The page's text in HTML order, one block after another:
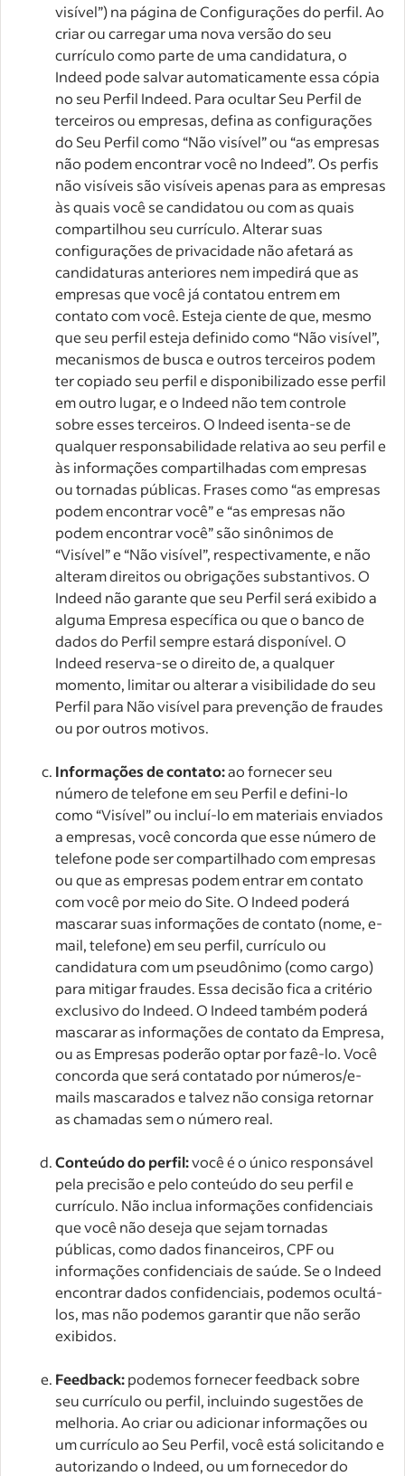
visível”) na página de Configurações do perfil. Ao
criar ou carregar uma nova versão do seu
currículo como parte de uma candidatura, o
Indeed pode salvar automaticamente essa cópia
no seu Perfil Indeed. Para ocultar Seu Perfil de
terceiros ou empresas, defina as configurações
do Seu Perfil como “Não visível” ou “as empresas
não podem encontrar você no Indeed”. Os perfis
não visíveis são visíveis apenas para as empresas
às quais você se candidatou ou com as quais
compartilhou seu currículo. Alterar suas
configurações de privacidade não afetará as
candidaturas anteriores nem impedirá que as
empresas que você já contatou entrem em
contato com você. Esteja ciente de que, mesmo
que seu perfil esteja definido como “Não visível”,
mecanismos de busca e outros terceiros podem
ter copiado seu perfil e disponibilizado esse perfil
em outro lugar, e o Indeed não tem controle
sobre esses terceiros. O Indeed isenta-se de
qualquer responsabilidade relativa ao seu perfil e
às informações compartilhadas com empresas
ou tornadas públicas. Frases como “as empresas
podem encontrar você” e “as empresas não
podem encontrar você” são sinônimos de
“Visível” e “Não visível”, respectivamente, e não
alteram direitos ou obrigações substantivos. O
Indeed não garante que seu Perfil será exibido a
alguma Empresa específica ou que o banco de
dados do Perfil sempre estará disponível. O
Indeed reserva-se o direito de, a qualquer
momento, limitar ou alterar a visibilidade do seu
Perfil para Não visível para prevenção de fraudes
ou por outros motivos.
Informações de contato:ao fornecer seu
número de telefone em seu Perfil e defini-lo
como “Visível” ou incluí-lo em materiais enviados
a empresas, você concorda que esse número de
telefone pode ser compartilhado com empresas
ou que as empresas podem entrar em contato
com você por meio do Site. O Indeed poderá
mascarar suas informações de contato (nome, e-
mail, telefone) em seu perfil, currículo ou
candidatura com um pseudônimo (como cargo)
para mitigar fraudes. Essa decisão fica a critério
exclusivo do Indeed. O Indeed também poderá
mascarar as informações de contato da Empresa,
ou as Empresas poderão optar por fazê-lo. Você
concorda que será contatado por números/e-
mails mascarados e talvez não consiga retornar
as chamadas sem o número real.
Conteúdo do perfil:você é o único responsável
pela precisão e pelo conteúdo do seu perfil e
currículo. Não inclua informações confidenciais
que você não deseja que sejam tornadas
públicas, como dados financeiros, CPF ou
informações confidenciais de saúde. Se o Indeed
encontrar dados confidenciais, podemos ocultá-
los, mas não podemos garantir que não serão
exibidos.
Feedback:podemos fornecer feedback sobre
seu currículo ou perfil, incluindo sugestões de
melhoria. Ao criar ou adicionar informações ou
um currículo ao Seu Perfil, você está solicitando e
autorizando o Indeed, ou um fornecedor do